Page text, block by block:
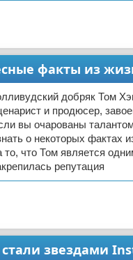
факты из
добряк Том
и продюсер,
вы очарованы
о некоторых фактах
то, что Том является
репутация
звездами